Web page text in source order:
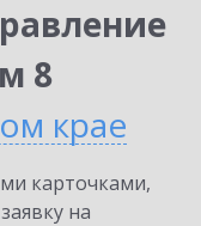
8
крае
карточками,
на